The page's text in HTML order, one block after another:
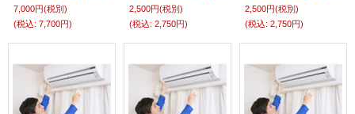
7,000円(税別)
(税込: 7,700円)
2,500円(税別)
(税込: 2,750円)
2,500円(税別)
(税込: 2,750円)